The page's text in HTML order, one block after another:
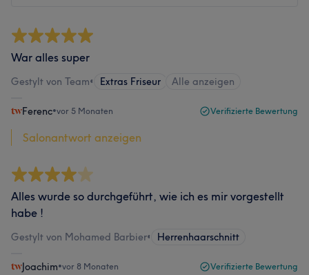
War alles super
Gestylt von Team• Extras Friseur Alle anzeigen
Ferenc•vor 5 Monaten Verifizierte Bewertung
Salonantwort anzeigen
Alles wurde so durchgeführt, wie ich es mir vorgestellt
habe !
Gestylt von Mohamed Barbier• Herrenhaarschnitt
Joachim•vor 8 Monaten Verifizierte Bewertung